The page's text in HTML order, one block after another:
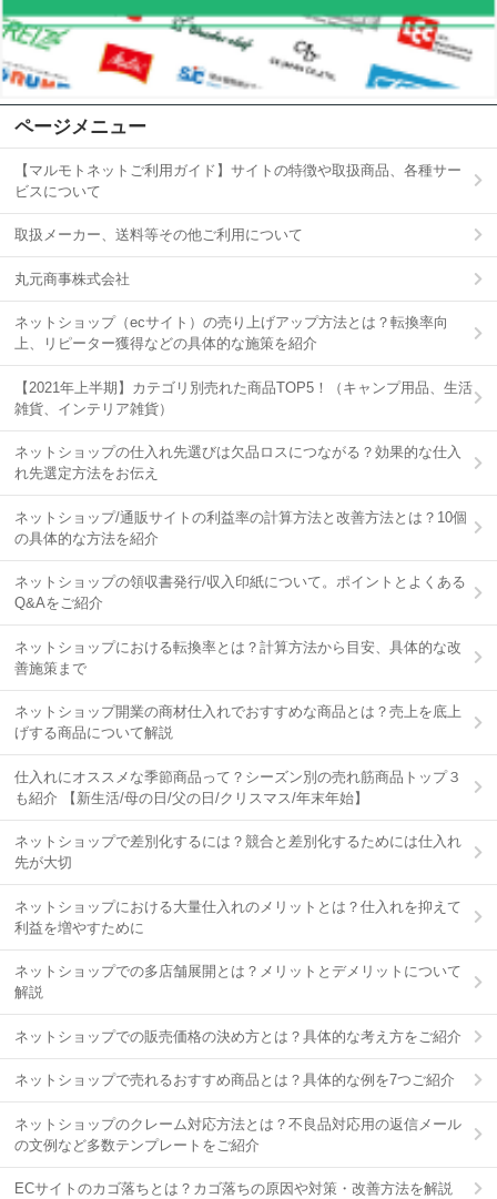
ページメニュー
【マルモトネットご利用ガイド】サイトの特徴や取扱商品、各種サー
ビスについて
取扱メーカー、送料等その他ご利用について
丸元商事株式会社
ネットショップ（ecサイト）の売り上げアップ方法とは？転換率向
上、リピーター獲得などの具体的な施策を紹介
【2021年上半期】カテゴリ別売れた商品TOP5！（キャンプ用品、生活
雑貨、インテリア雑貨）
ネットショップの仕入れ先選びは欠品ロスにつながる？効果的な仕入
れ先選定方法をお伝え
ネットショップ/通販サイトの利益率の計算方法と改善方法とは？10個
の具体的な方法を紹介
ネットショップの領収書発行/収入印紙について。ポイントとよくある
Q&Aをご紹介
ネットショップにおける転換率とは？計算方法から目安、具体的な改
善施策まで
ネットショップ開業の商材仕入れでおすすめな商品とは？売上を底上
げする商品について解説
仕入れにオススメな季節商品って？シーズン別の売れ筋商品トップ３
も紹介 【新生活/母の日/父の日/クリスマス/年末年始】
ネットショップで差別化するには？競合と差別化するためには仕入れ
先が大切
ネットショップにおける大量仕入れのメリットとは？仕入れを抑えて
利益を増やすために
ネットショップでの多店舗展開とは？メリットとデメリットについて
解説
ネットショップでの販売価格の決め方とは？具体的な考え方をご紹介
ネットショップで売れるおすすめ商品とは？具体的な例を7つご紹介
ネットショップのクレーム対応方法とは？不良品対応用の返信メール
の文例など多数テンプレートをご紹介
ECサイトのカゴ落ちとは？カゴ落ちの原因や対策・改善方法を解説